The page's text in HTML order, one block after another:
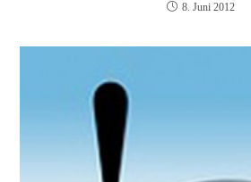
8. Juni 2012